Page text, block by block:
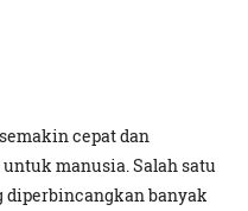
cepat dan
manusia. Salah satu
banyak